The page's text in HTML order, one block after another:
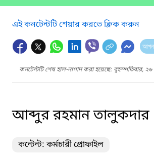
এই কনটেন্টটি শেয়ার করতে ক্লিক করুন
কনটেন্টটি শেষ হাল-নাগাদ করা হয়েছে: বৃহস্পতিবার,
আব্দুর রহমান তালুকদার
কন্টেন্ট: কর্মচারী প্রোফাইল